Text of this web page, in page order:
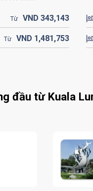
Từ VND 343,143
Từ VND 1,481,753
đầu từ Kuala